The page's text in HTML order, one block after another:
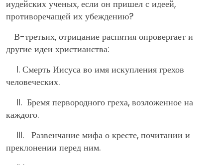
иудейских ученых, если он пришел с идеей,
противоречащей их убеждению?
В-третьих, отрицание распятия опровергает и
другие идеи христианства:
I. Смерть Иисуса во имя искупления грехов
человеческих.
II. Бремя первородного греха, возложенное на
каждого.
III. Развенчание мифа о кресте, почитании и
преклонении перед ним.